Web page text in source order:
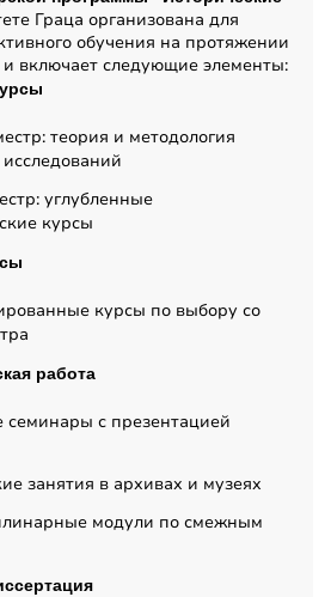
Граца организована для
обучения на протяжении
и включает следующие элементы:
теория и методология
углубленные
курсы
курсы по выбору со
работа
семинары с презентацией
занятия в архивах и музеях
модули по смежным